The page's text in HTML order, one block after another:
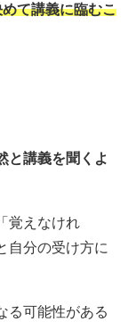
て講義に臨むこ
と講義を聞くよ
覚えなけれ
自分の受け方に
る可能性がある